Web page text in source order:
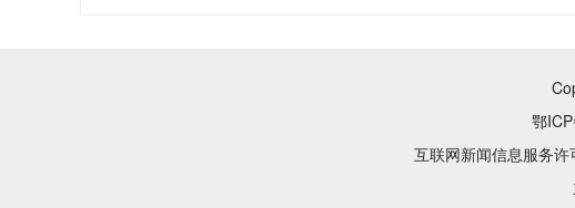
鄂
互联网新闻信息服务